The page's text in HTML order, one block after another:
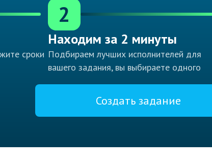
сроки
2
Находим за 2 минуты
Подбираем лучших исполнителей для
вашего задания, вы выбираете одного
Создать задание